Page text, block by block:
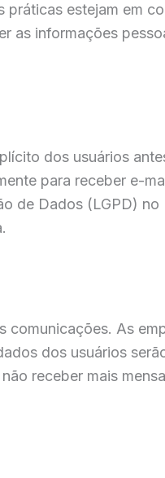
estejam em
as informações
dos usuários
para receber e-
de Dados (LGPD)
As
dos usuários
receber mais